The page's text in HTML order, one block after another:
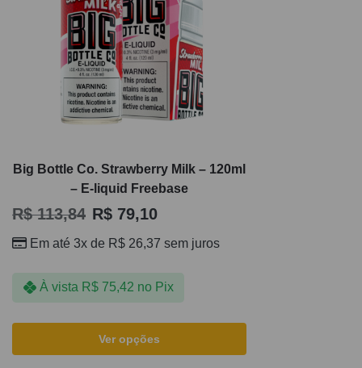
Big Bottle Co. Strawberry Milk – 120ml
– E-liquid Freebase
R$113,84 R$ 79,10
Em até 3x de R$ 26,37 sem juros
À vista R$75,42 no Pix
Ver opções